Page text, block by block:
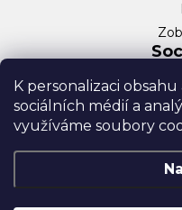
K personalizaci
sociálních médií a
využíváme soubory